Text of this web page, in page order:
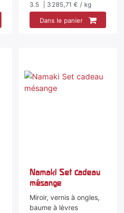
3.5 | 3 285,71 € / kg
Dans le panier
Namaki Set cadeau
mésange
Miroir, vernis à ongles,
baume à lèvres